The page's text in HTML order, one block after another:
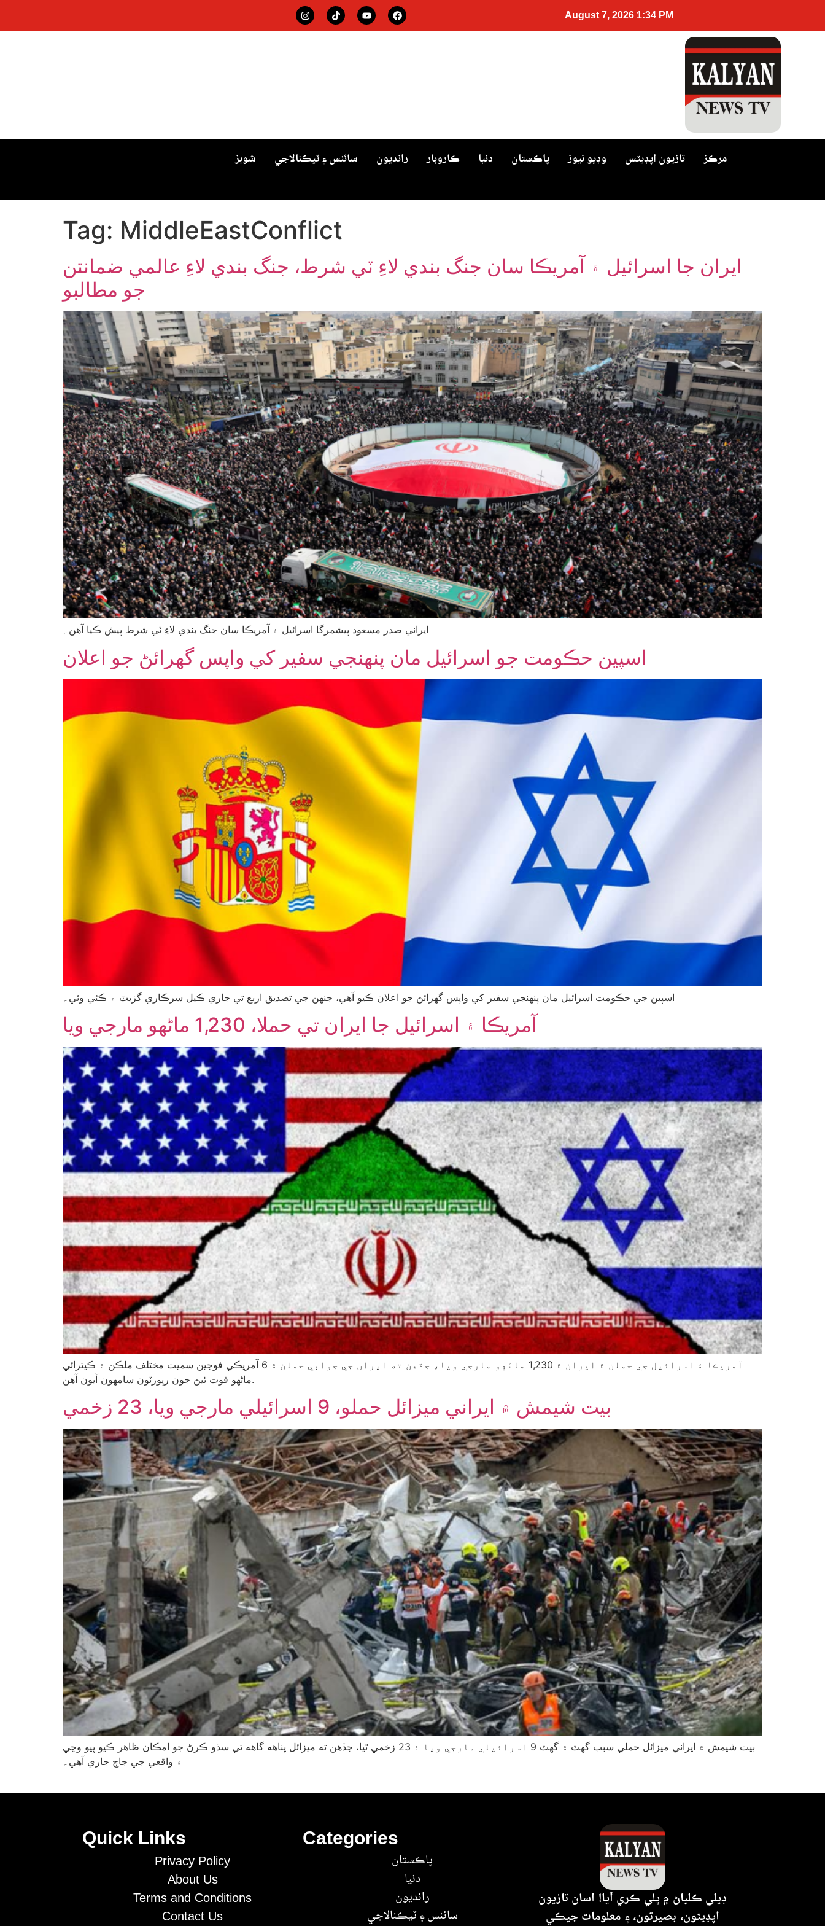
August 7, 2026 1:34 PM
شوبز سائنس ۽ ٽيڪنالاجي رانديون ڪاروبار دنيا پاڪستان وڊيو نيوز تازيون اپڊيٽس مرڪز
Tag: MiddleEastConflict
ايران جا اسرائيل ۽ آمريڪا سان جنگ بندي لاءِ ٽي شرط، جنگ بندي لاءِ عالمي ضمانتن
جو مطالبو
ايراني صدر مسعود پيشمرگا اسرائيل ۽ آمريڪا سان جنگ بندي لاءِ ٽي شرط پيش ڪيا آهن۔
اسپين حڪومت جو اسرائيل مان پنهنجي سفير کي واپس گهرائڻ جو اعلان
اسپين جي حڪومت اسرائيل مان پنهنجي سفير کي واپس گهرائڻ جو اعلان ڪيو آهي، جنهن جي تصديق اربع تي جاري ڪيل سرڪاري گزيٽ ۾ ڪئي وئي۔
آمريڪا ۽ اسرائيل جا ايران تي حملا، 1,230 ماڻهو مارجي ويا
آمريڪا ۽ اسرائيل جي حملن ۾ ايران ۾ 1,230 ماڻهو مارجي ويا، جڏهن ته ايران جي جوابي حملن ۾ 6 آمريڪي فوجين سميت مختلف ملڪن ۾ ڪيترائي
ماڻهو فوت ٿيڻ جون رپورٽون سامهون آيون آهن.
بيت شيمش ۾ ايراني ميزائل حملو، 9 اسرائيلي مارجي ويا، 23 زخمي
بيت شيمش ۾ ايراني ميزائل حملي سبب گهٽ ۾ گهٽ 9 اسرائيلي مارجي ويا ۽ 23 زخمي ٿيا، جڏهن ته ميزائل پناهه گاهه تي سڌو ڪرڻ جو امڪان ظاهر ڪيو پيو وڃي
۽ واقعي جي جاچ جاري آهي۔
Quick Links
Privacy Policy
About Us
Terms and Conditions
Contact Us
Categories
پاڪستان
دنيا
رانديون
سائنس ۽ ٽيڪنالاجي
ڊيلي ڪلياڻ ۾ ڀلي ڪري آيا! اسان تازيون
اپڊيٽون، بصيرتون، ۽ معلومات جيڪي